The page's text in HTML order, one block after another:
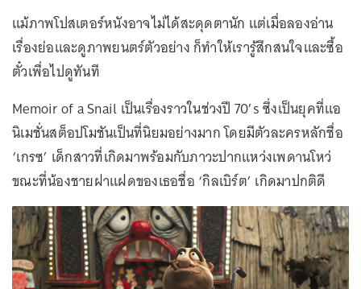
แม้ภาพโปสเตอร์หนังอาจไม่ได้สะดุดตานัก แต่เมื่อลองอ่าน
เรื่องย่อและดูภาพยนตร์ตัวอย่าง ก็ทำให้เรารู้สึกสนใจและซื้อ
ตั๋วเพื่อไปดูทันที
Memoir of a Snail เป็นเรื่องราวในช่วงปี 70’s ซึ่งเป็นยุคที่แอ
นิเมชั่นสต็อปโมชันเป็นที่นิยมอย่างมาก โดยมีตัวละครหลักชื่อ
‘เกรซ’ เด็กสาวที่เกิดมาพร้อมกับภาวะปากแหว่งเพดานโหว่
ขณะที่น้องชายฝาแฝดของเธอชื่อ ‘กิลเบิร์ต’ เกิดมาปกติดี